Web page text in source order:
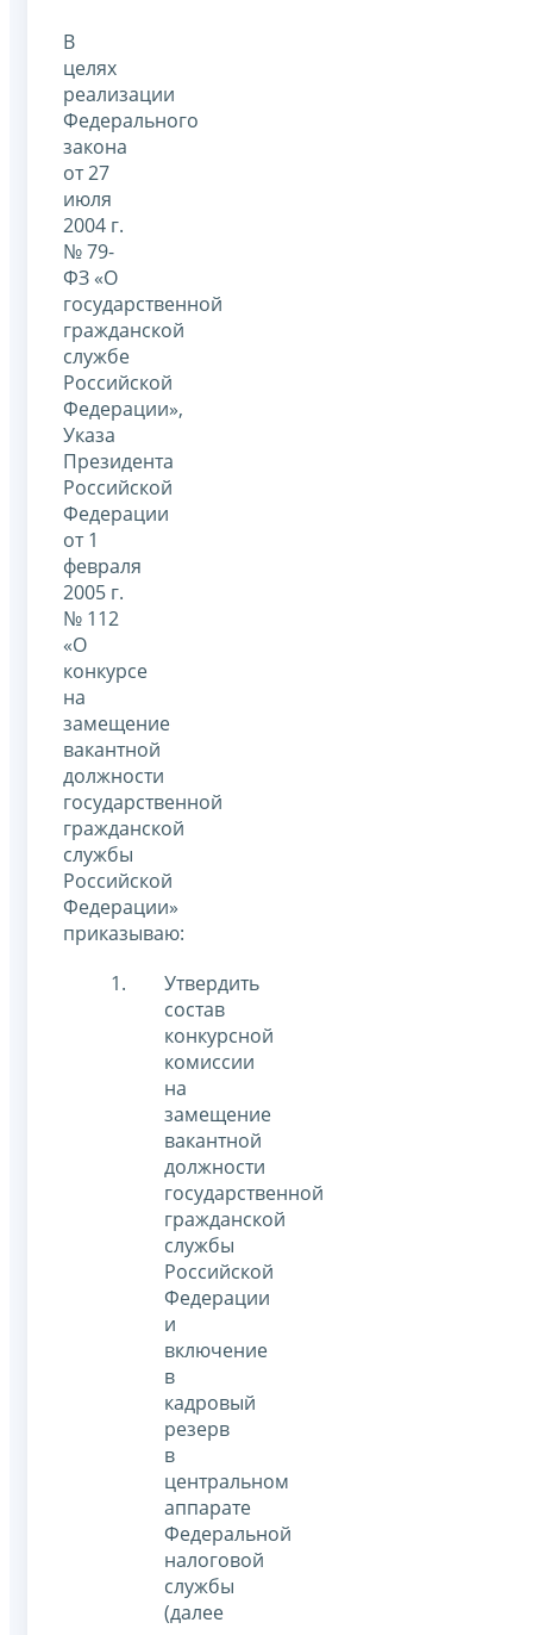
В
целях
реализации
Федерального
закона
от 27
июля
2004 г.
№ 79-
ФЗ «О
государственной
гражданской
службе
Российской
Федерации»,
Указа
Президента
Российской
Федерации
от 1
февраля
2005 г.
№ 112
«О
конкурсе
на
замещение
вакантной
должности
государственной
гражданской
службы
Российской
Федерации»
приказываю:
Утвердить
состав
конкурсной
комиссии
на
замещение
вакантной
должности
государственной
гражданской
службы
Российской
Федерации
и
включение
в
кадровый
резерв
в
центральном
аппарате
Федеральной
налоговой
службы
(далее